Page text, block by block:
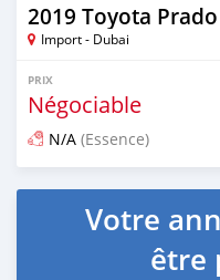
2019 Toyota Prado
Import - Dubai
PRIX
Négociable
N/A (Essence)
Publié il y a environ 7 ans
Votre
être